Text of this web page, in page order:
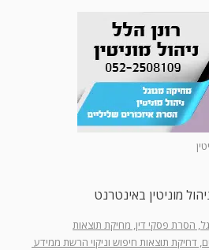
מוניטין באינטרנט
הסרת פסקי דין, מחיקת תוצאות
דחיקת תוצאות חיפוש וניקוי הרשת ממידע